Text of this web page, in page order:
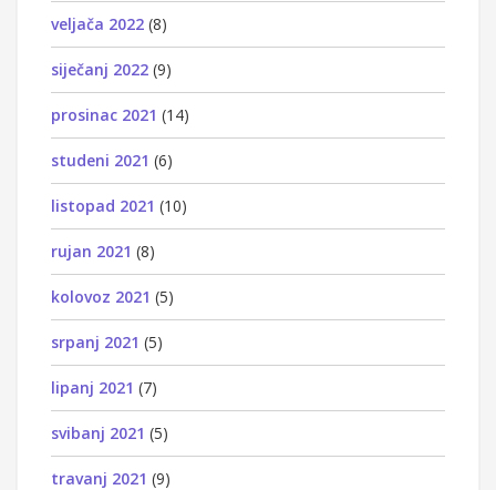
veljača 2022 (8)
siječanj 2022 (9)
prosinac 2021 (14)
studeni 2021 (6)
listopad 2021 (10)
rujan 2021 (8)
kolovoz 2021 (5)
srpanj 2021 (5)
lipanj 2021 (7)
svibanj 2021 (5)
travanj 2021 (9)